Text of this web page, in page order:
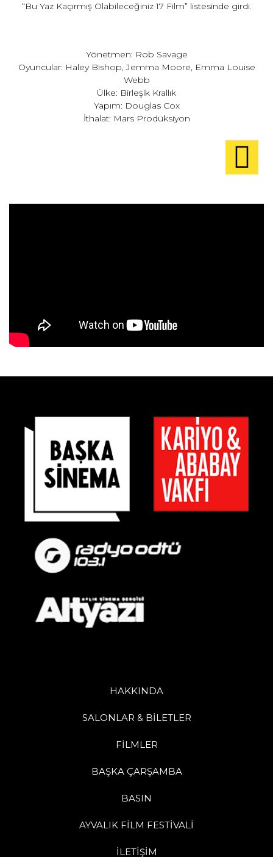
“Bu Yaz Kaçırmış Olabileceğiniz 17 Film” listesinde girdi.
Yönetmen: Rob Savage
Oyuncular: Haley Bishop, Jemma Moore, Emma Louise
Webb
Ülke: Birleşik Krallık
Yapım: Douglas Cox
İthalat: Mars Prodüksiyon
HAKKINDA
SALONLAR & BİLETLER
FİLMLER
BAŞKA ÇARŞAMBA
BASIN
AYVALIK FİLM FESTİVALİ
İLETİŞİM